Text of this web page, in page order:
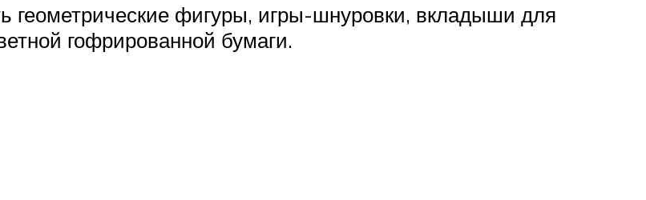
геометрические фигуры, игры-шнуровки, вкладыши для
гофрированной бумаги.